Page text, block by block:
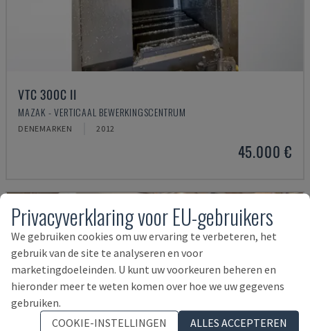
VTC 300C II
MAZAK - VERTICAAL BEWERKINGSCENTRUM
DENEMARKEN 2012
45.000 €
Privacyverklaring voor EU-gebruikers
We gebruiken cookies om uw ervaring te verbeteren, het
gebruik van de site te analyseren en voor
marketingdoeleinden. U kunt uw voorkeuren beheren en
hieronder meer te weten komen over hoe we uw gegevens
gebruiken.
COOKIE-INSTELLINGEN
ALLES ACCEPTEREN